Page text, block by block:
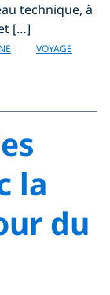
technique, à
[…]
VOYAGE
la
du